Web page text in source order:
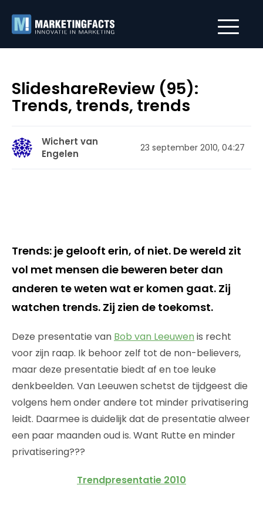
SlideshareReview (95):
Trends, trends, trends
Wichert van
Engelen
23 september 2010, 04:27
Trends: je gelooft erin, of niet. De wereld zit
vol met mensen die beweren beter dan
anderen te weten wat er komen gaat. Zij
watchen trends. Zij zien de toekomst.
Deze presentatie van Bob van Leeuwen is recht
voor zijn raap. Ik behoor zelf tot de non-believers,
maar deze presentatie biedt af en toe leuke
denkbeelden. Van Leeuwen schetst de tijdgeest die
volgens hem onder andere tot minder privatisering
leidt. Daarmee is duidelijk dat de presentatie alweer
een paar maanden oud is. Want Rutte en minder
privatisering???
Trendpresentatie 2010